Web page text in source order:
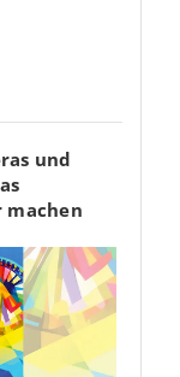
und
machen